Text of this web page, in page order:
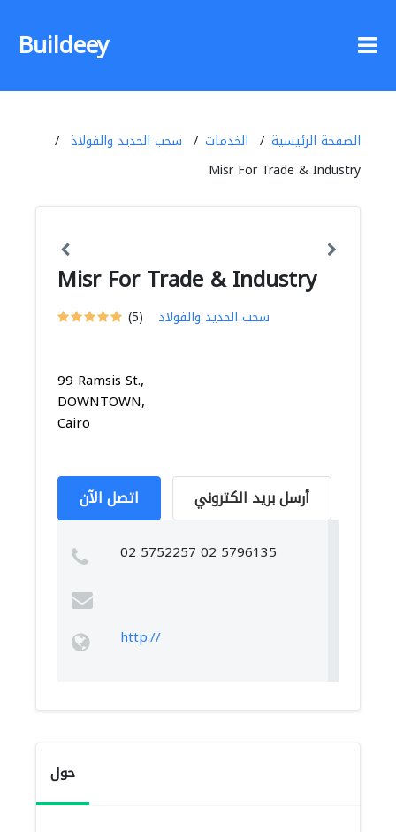
Buildeey
الصفحة الرئيسية الخدمات
سحب الحديد والفولاذ
Misr For Trade & Industry
Misr For Trade & Industry
(5) سحب الحديد والفولاذ
99 Ramsis St.,
DOWNTOWN,
Cairo
اتصل الآن أرسل بريد الكتروني
02 5752257 02 5796135
http://
حول